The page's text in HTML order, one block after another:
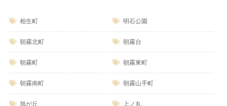
相生町 明石公園
朝霧北町 朝霧台
朝霧町 朝霧東町
朝霧南町 朝霧山手町
旭が丘 上ノ丸